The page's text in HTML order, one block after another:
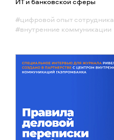
#цифровой опыт сотрудника
#внутренние коммуникации